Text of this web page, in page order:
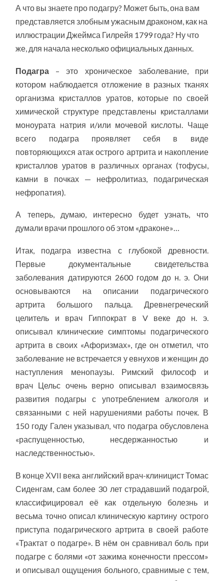
А что вы знаете про подагру? Может быть, она вам
представляется злобным ужасным драконом, как на
иллюстрации Джеймса Гилрейя 1799 года? Ну что
же, для начала несколько официальных данных.
Подагра – это хроническое заболевание, при
котором наблюдается отложение в разных тканях
организма кристаллов уратов, которые по своей
химической структуре представлены кристаллами
моноурата натрия и/или мочевой кислоты. Чаще
всего подагра проявляет себя в виде
повторяющихся атак острого артрита и накопление
кристаллов уратов в различных органах (тофусы,
камни в почках — нефролитиаз, подагрическая
нефропатия).
А теперь, думаю, интересно будет узнать, что
думали врачи прошлого об этом «драконе»…
Итак, подагра известна с глубокой древности.
Первые документальные свидетельства
заболевания датируются 2600 годом до н. э. Они
основываются на описании подагрического
артрита большого пальца. Древнегреческий
целитель и врач Гиппократ в V веке до н. э.
описывал клинические симптомы подагрического
артрита в своих «Афоризмах», где он отметил, что
заболевание не встречается у евнухов и женщин до
наступления менопаузы. Римский философ и
врач Цельс очень верно описывал взаимосвязь
развития подагры с употреблением алкоголя и
связанными с ней нарушениями работы почек. В
150 году Гален указывал, что подагра обусловлена
«распущенностью, несдержанностью и
наследственностью».
В конце ХVII века английский врач-клиницист Томас
Сиденгам, сам более 30 лет страдавший подагрой,
классифицировал её как отдельную болезнь и
весьма точно описал клиническую картину острого
приступа подагрического артрита в своей работе
«Трактат о подагре». В нём он сравнивал боль при
подагре с болями «от зажима конечности прессом»
и описывал ощущения больного, сравнимые с тем,